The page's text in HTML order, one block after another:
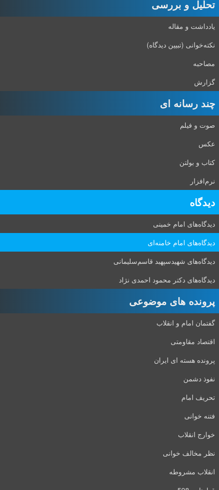
تحلیل و بررسی
یادداشت و مقاله
نکته‌خوانی (تبیین دیدگاه)
مصاحبه
گزارش
چند رسانه ای
صوت و فیلم
عکس
کتاب و بولتن
نرم‌افزار
دیدگاه‌
دیدگاه‌های امام خمینی
دیدگاه‌های امام خامنه‌ای
دیدگاه‌های شهید‌سپهبد قاسم‌سلیمانی
دیدگاه‌های دکتر محمود احمدی نژاد
پرونده های موضوعی
گفتمان امام و انقلاب
اقتصاد مقاومتی
پرونده هسته ای ایران
نفوذ دشمن
تحریف امام
فتنه خوانی
خوارج انقلاب
نظر مخالف خوانی
انقلاب مشروطه